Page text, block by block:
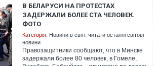
В БЕЛАРУСИ НА ПРОТЕСТАХ
ЗАДЕРЖАЛИ БОЛЕЕ СТА ЧЕЛОВЕК.
ФОТО
Категорія: Новини в світі: читати останні світові
новини
Правозащитники сообщают, что в Минске
задержали более 80 человек, в Гомеле,